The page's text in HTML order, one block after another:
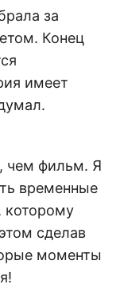
за
Конец
имеет
чем фильм. Я
временные
сделав
моменты